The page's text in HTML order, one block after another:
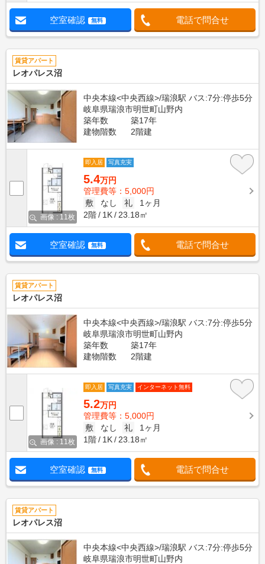
空室確認 無料 電話で問合せ
賃貸アパート
レオパレス沼
中央本線<中央西線>/瑞浪駅 バス:7分:停歩5分
岐阜県瑞浪市明世町山野内
築年数
築17年
建物階数
2階建
画像 : 11枚
即入居 写真充実
5.4万円
管理費等：5,000円
敷
なし 礼
1ヶ月
2階
1K 23.18㎡
空室確認 無料 電話で問合せ
賃貸アパート
レオパレス沼
中央本線<中央西線>/瑞浪駅 バス:7分:停歩5分
岐阜県瑞浪市明世町山野内
築年数
築17年
建物階数
2階建
画像 : 11枚
即入居 写真充実 インターネット無料
5.2万円
管理費等：5,000円
敷
なし 礼
1ヶ月
1階
1K 23.18㎡
空室確認 無料 電話で問合せ
賃貸アパート
レオパレス沼
中央本線<中央西線>/瑞浪駅 バス:7分:停歩5分
岐阜県瑞浪市明世町山野内